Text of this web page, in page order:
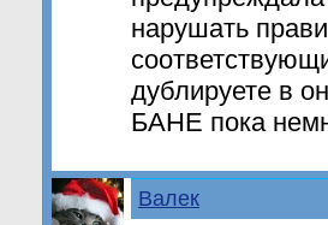
нарушать
дублируете в
БАНЕ пока
Валек